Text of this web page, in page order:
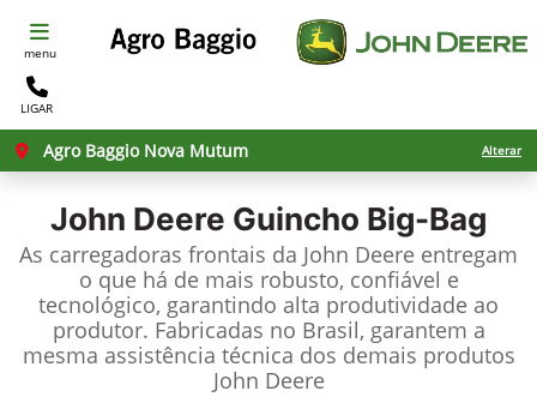
menu
LIGAR
Agro Baggio Nova Mutum Alterar
John Deere Guincho Big-Bag
As carregadoras frontais da John Deere entregam
o que há de mais robusto, confiável e
tecnológico, garantindo alta produtividade ao
produtor. Fabricadas no Brasil, garantem a
mesma assistência técnica dos demais produtos
John Deere